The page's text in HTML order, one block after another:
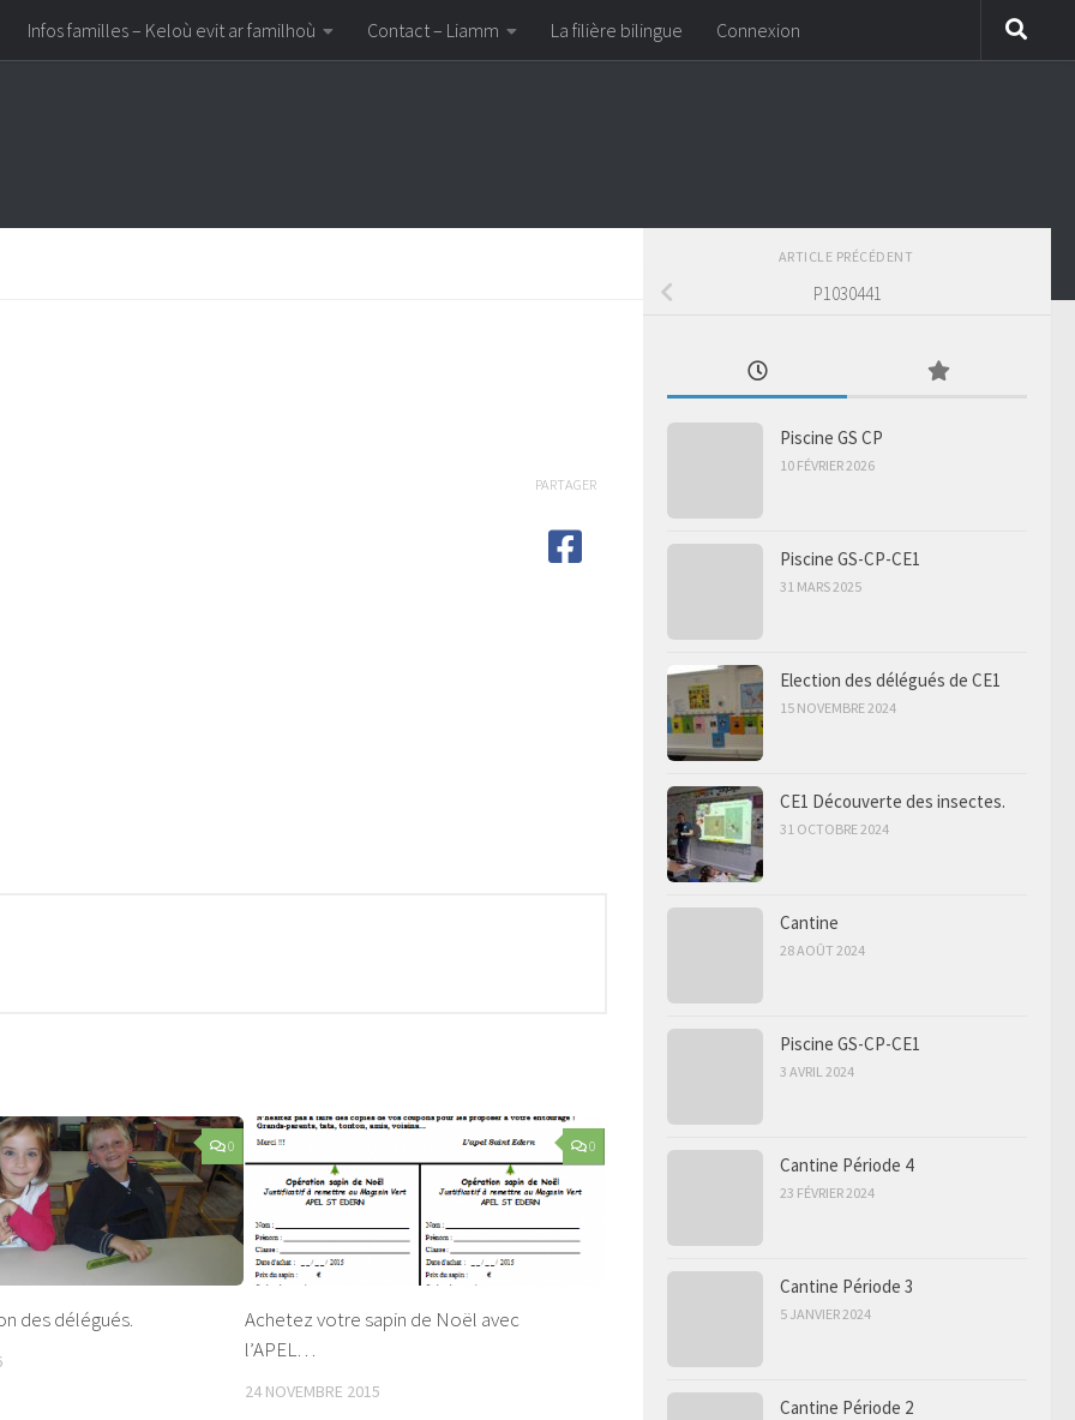
Infos familles – Keloù evit ar familhoù Contact – Liamm La filière bilingue Connexion
PARTAGER
0
des délégués.
0
Achetez votre sapin de Noël avec
l’APEL…
24 NOVEMBRE 2015
ARTICLE PRÉCÉDENT
P1030441
Piscine GS CP
10 FÉVRIER 2026
Piscine GS-CP-CE1
31 MARS 2025
Election des délégués de CE1
15 NOVEMBRE 2024
CE1 Découverte des insectes.
31 OCTOBRE 2024
Cantine
28 AOÛT 2024
Piscine GS-CP-CE1
3 AVRIL 2024
Cantine Période 4
23 FÉVRIER 2024
Cantine Période 3
5 JANVIER 2024
Cantine Période 2